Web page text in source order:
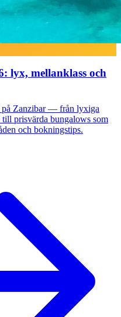
lyx, mellanklass och
Zanzibar — från lyxiga
prisvärda bungalows som
och bokningstips.